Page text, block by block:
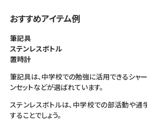
おすすめアイテム例
筆記具
ステンレスボトル
置時計
筆記具は、中学校での勉強に活用できるシャ
ンセットなどが選ばれています。
ステンレスボトルは、中学校での部活動や
することでしょう。